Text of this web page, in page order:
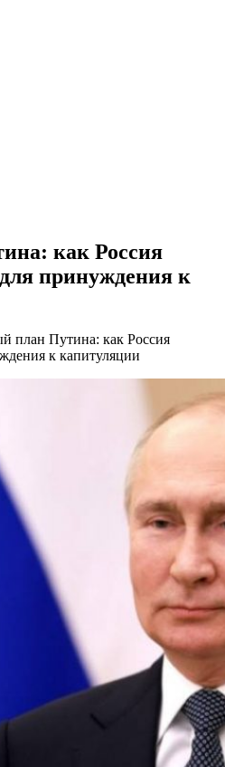
как Россия
принуждения к
план Путина: как Россия
к капитуляции